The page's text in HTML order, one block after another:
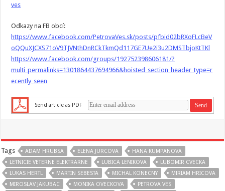
ves
Odkazy na FB obcí:
https://www.facebook.com/PetrovaVes.sk/posts/pfbid02bRXoFLcBeV
oQQuXJCXS71oV9TJVNthDnRCkTkmQd117GE7Ue2i3u2DMSTbjoKtTKl
https://www.facebook.com/groups/192752398606181/?
multi_permalinks=1301864437694966&hoisted_section_header_type=r
ecently_seen
Send article as PDF
Tags ADAM HRUBSA ELENA JURCOVA
HANA KUMPANOVA
LETNICIE VETERNE ELEKTRARNE
LUBICA LENIKOVA
LUBOMIR CVECKA
LUKAS HERTL
MARTIN SEBESTA MICHAL KONECNY
MIRIAM HRICOVA
MIROSLAV JAKUBAC
MONIKA OVECKOVA
PETROVA VES